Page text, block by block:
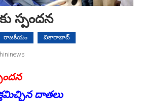
స్పందన
రాజకీయం వికారాబాద్
దాతలు